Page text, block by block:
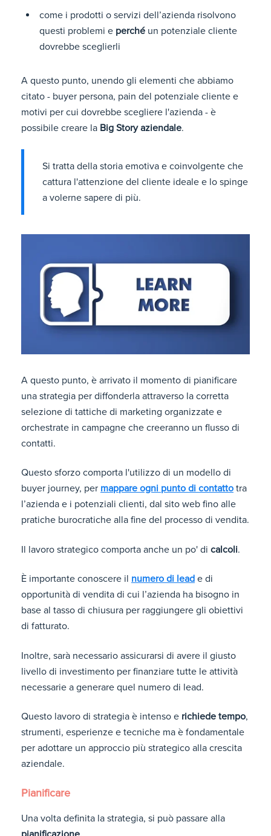
come i prodotti o servizi dell’azienda risolvono
questi problemi e perché un potenziale cliente
dovrebbe sceglierli
A questo punto, unendo gli elementi che abbiamo
citato - buyer persona, pain del potenziale cliente e
motivi per cui dovrebbe scegliere l'azienda - è
possibile creare la Big Story aziendale.
Si tratta della storia emotiva e coinvolgente che
cattura l'attenzione del cliente ideale e lo spinge
a volerne sapere di più.
A questo punto, è arrivato il momento di pianificare
una strategia per diffonderla attraverso la corretta
selezione di tattiche di marketing organizzate e
orchestrate in campagne che creeranno un flusso di
contatti.
Questo sforzo comporta l'utilizzo di un modello di
buyer journey, per mappare ogni punto di contatto tra
l’azienda e i potenziali clienti, dal sito web fino alle
pratiche burocratiche alla fine del processo di vendita.
Il lavoro strategico comporta anche un po' di calcoli.
È importante conoscere il numero di lead e di
opportunità di vendita di cui l’azienda ha bisogno in
base al tasso di chiusura per raggiungere gli obiettivi
di fatturato.
Inoltre, sarà necessario assicurarsi di avere il giusto
livello di investimento per finanziare tutte le attività
necessarie a generare quel numero di lead.
Questo lavoro di strategia è intenso e richiede tempo,
strumenti, esperienze e tecniche ma è fondamentale
per adottare un approccio più strategico alla crescita
aziendale.
Pianificare
Una volta definita la strategia, si può passare alla